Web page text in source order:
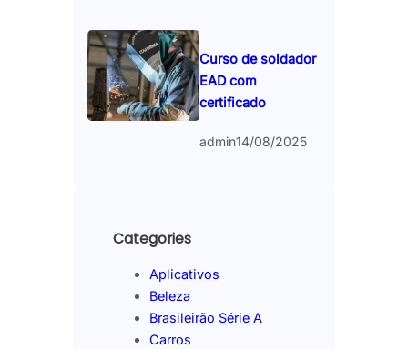
Curso de soldador
EAD com
certificado
admin14/08/2025
Categories
Aplicativos
Beleza
Brasileirão Série A
Carros